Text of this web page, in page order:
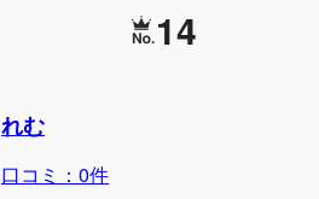
14
れむ
口コミ：0件